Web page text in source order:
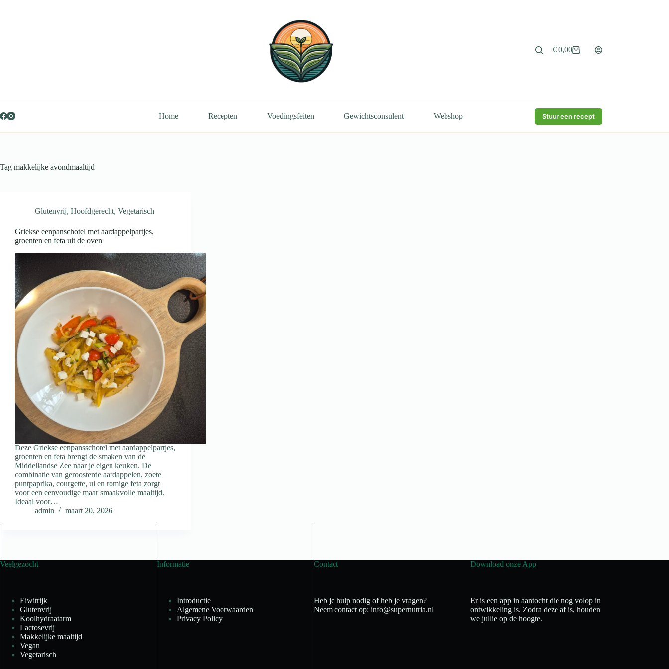
Winkelwagen
€0,00
Home Recepten Voedingsfeiten Gewichtsconsulent Webshop Stuur een recept
Tag makkelijke avondmaaltijd
Glutenvrij, Hoofdgerecht, Vegetarisch
Griekse eenpanschotel met aardappelpartjes,
groenten en feta uit de oven
Deze Griekse eenpansschotel met aardappelpartjes,
groenten en feta brengt de smaken van de
Middellandse Zee naar je eigen keuken. De
combinatie van geroosterde aardappelen, zoete
puntpaprika, courgette, ui en romige feta zorgt
voor een eenvoudige maar smaakvolle maaltijd.
Ideaal voor…
admin
maart 20, 2026
Veelgezocht
Eiwitrijk
Glutenvrij
Koolhydraatarm
Lactosevrij
Makkelijke maaltijd
Vegan
Vegetarisch
Informatie
Introductie
Algemene Voorwaarden
Privacy Policy
Contact
Heb je hulp nodig of heb je vragen?
Neem contact op: info@supernutria.nl
Download onze App
Er is een app in aantocht die nog volop in
ontwikkeling is. Zodra deze af is, houden
we jullie op de hoogte.